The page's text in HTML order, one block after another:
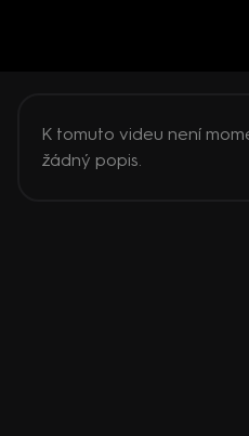
K tomuto videu není
žádný popis.